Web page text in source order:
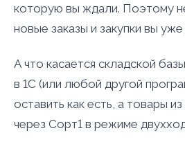
которую вы ждали. Поэтому
новые заказы и закупки вы
А что касается складской
в 1С (или любой другой
оставить как есть, а товары
через Сорт1 в режиме